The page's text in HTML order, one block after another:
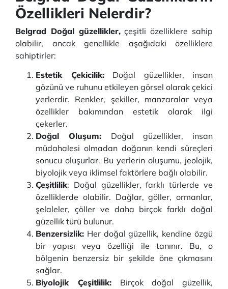
Özellikleri Nelerdir?
Belgrad Doğal güzellikler,çeşitli özelliklere sahip
olabilir, ancak genellikle aşağıdaki özelliklere
sahiptirler:
Estetik Çekicilik:Doğal güzellikler, insan
gözünü ve ruhunu etkileyen görsel olarak çekici
yerlerdir. Renkler, şekiller, manzaralar veya
özellikler bakımından estetik olarak ilgi
çekerler.
Doğal Oluşum: Doğal güzellikler, insan
müdahalesi olmadan doğanın kendi süreçleri
sonucu oluşurlar. Bu yerlerin oluşumu, jeolojik,
biyolojik veya iklimsel faktörlere bağlı olabilir.
Çeşitlilik: Doğal güzellikler, farklı türlerde ve
özelliklerde olabilir. Dağlar, göller, ormanlar,
şelaleler, çöller ve daha birçok farklı doğal
güzellik türü bulunur.
Benzersizlik: Her doğal güzellik, kendine özgü
bir yapısı veya özelliği ile tanınır. Bu, o
bölgenin benzersiz bir şekilde öne çıkmasını
sağlar.
Biyolojik Çeşitlilik:Birçok doğal güzellik,